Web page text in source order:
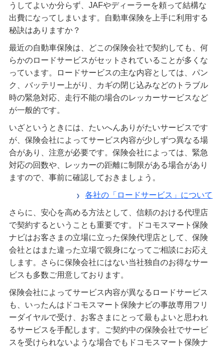
うしてよいか分らず、JAFやディーラーを頼って結構な
出費になってしまいます。自動車保険を上手に利用する
秘訣はありますか？
最近の自動車保険は、どこの保険会社で契約しても、何
らかのロードサービスがセットされていることが多くな
っています。ロードサービスの主な内容としては、パン
ク、バッテリー上がり、カギの閉じ込みなどのトラブル
時の緊急対応、走行不能の場合のレッカーサービスなど
が一般的です。
いざというときには、たいへんありがたいサービスです
が、保険会社によってサービス内容が少しずつ異なる場
合があり、注意が必要です。保険会社によっては、緊急
対応の回数や、レッカーの距離に制限がある場合があり
ますので、事前に確認しておきましょう。
各社の「ロードサービス」について
さらに、安心を高める方法として、信頼のおける代理店
で契約するということも重要です。ドコモスマート保険
ナビはお客さまの立場に立った保険代理店として、保険
会社とはまた違った立場で親身になってご相談にお応え
します。さらに保険会社にはない当社独自のお得なサー
ビスも多数ご用意しております。
保険会社によってサービス内容が異なるロードサービス
も、いったんはドコモスマート保険ナビの事故専用フリ
ーダイヤルで受け、お客さまにとって最もよいと思われ
るサービスを手配します。ご契約中の保険会社でサービ
スを受けられないような場合でもドコモスマート保険ナ